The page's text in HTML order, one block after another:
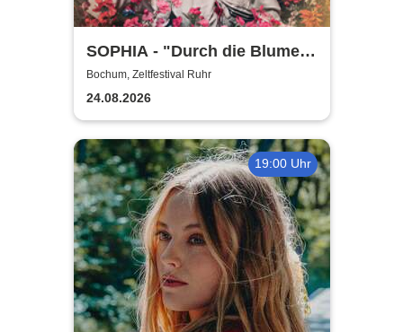
SOPHIA - "Durch die Blume"
Open Air Tour 2026
Bochum, Zeltfestival Ruhr
24.08.2026
19:00 Uhr